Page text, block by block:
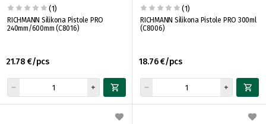
(1)
RICHMANN Silikona Pistole PRO
240mm/600mm (C8016)
21.78 €/pcs
(1)
RICHMANN Silikona Pistole PRO 300ml
(C8006)
18.76 €/pcs